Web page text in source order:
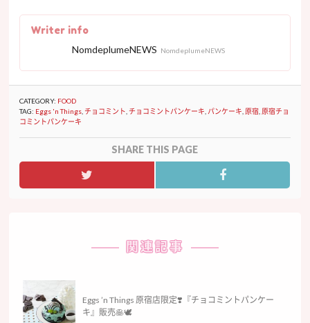
Writer info
NomdeplumeNEWS NomdeplumeNEWS
CATEGORY: FOOD
TAG: Eggs 'n Things ,チョコミント ,チョコミントパンケーキ パンケーキ 原宿 原宿チョ
コミントパンケーキ
SHARE THIS PAGE
関連記事
Eggs ’n Things 原宿店限定❣️『チョコミントパンケー
キ』販売🥞🕊